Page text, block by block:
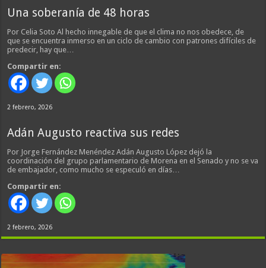
Una soberanía de 48 horas
Por Celia Soto Al hecho innegable de que el clima no nos obedece, de
que se encuentra inmerso en un ciclo de cambio con patrones difíciles de
predecir, hay que…
Compartir en:
2 febrero, 2026
Adán Augusto reactiva sus redes
Por Jorge Fernández Menéndez Adán Augusto López dejó la
coordinación del grupo parlamentario de Morena en el Senado y no se va
de embajador, como mucho se especuló en días…
Compartir en:
2 febrero, 2026